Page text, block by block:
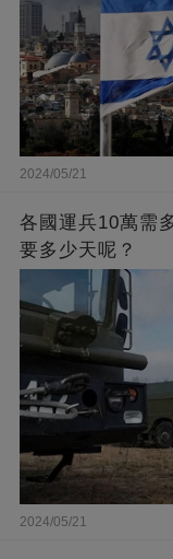
2024/05/21
各國運兵10萬需
要多少天呢？
2024/05/21